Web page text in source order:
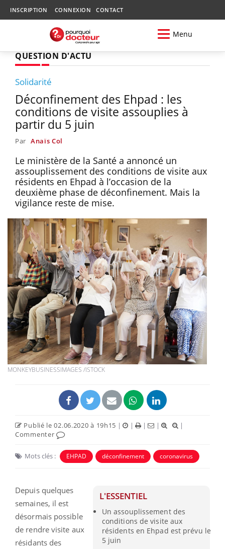
INSCRIPTION CONNEXION CONTACT
Menu
QUESTION D'ACTU
Solidarité
Déconfinement des Ehpad : les
conditions de visite assouplies à
partir du 5 juin
Par Anaïs Col
Le ministère de la Santé a annoncé un
assouplissement des conditions de visite aux
résidents en Ehpad à l’occasion de la
deuxième phase de déconfinement. Mais la
vigilance reste de mise.
MONKEYBUSINESSIMAGES /ISTOCK
Publié le 02.06.2020 à 19h15 | | | |
|
Commenter
Mots clés : EHPAD déconfinement coronavirus
L'ESSENTIEL
Un assouplissement des
conditions de visite aux
résidents en Ehpad est prévu le
5 juin
Depuis quelques
semaines, il est
désormais possible
de rendre visite aux
résidants des